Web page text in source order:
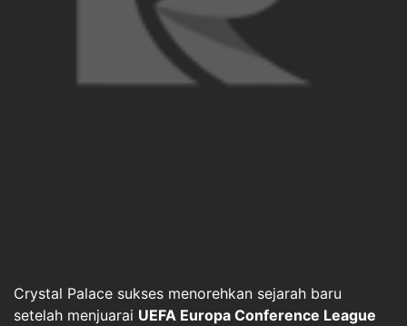
Crystal Palace sukses menorehkan sejarah baru
setelah menjuarai UEFA Europa Conference League